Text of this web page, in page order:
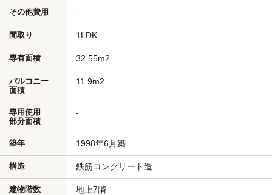
その他費用 -
間取り 1LDK
専有面積 32.55m2
バルコニー
面積
11.9m2
専用使用
部分面積
-
築年 1998年6月築
構造 鉄筋コンクリート造
建物階数 地上7階